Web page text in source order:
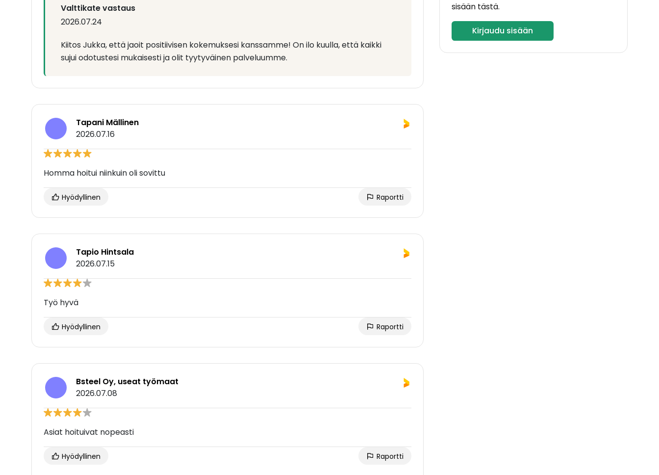
Valttikate vastaus
2026.07.24
Kiitos Jukka, että jaoit positiivisen kokemuksesi kanssamme! On ilo kuulla, että kaikki
sujui odotustesi mukaisesti ja olit tyytyväinen palveluumme.
Tapani Mällinen
2026.07.16
Homma hoitui niinkuin oli sovittu
Hyödyllinen Raportti
Tapio Hintsala
2026.07.15
Työ hyvä
Hyödyllinen Raportti
Bsteel Oy, useat työmaat
2026.07.08
Asiat hoituivat nopeasti
Hyödyllinen Raportti
sisään tästä.
Kirjaudu sisään